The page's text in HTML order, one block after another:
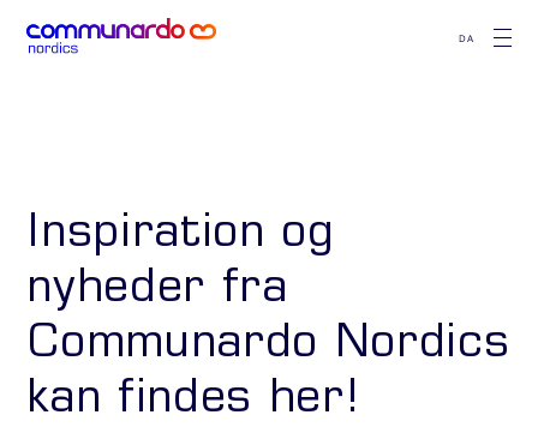
DA
Inspiration og
nyheder fra
Communardo Nordics
kan findes her!